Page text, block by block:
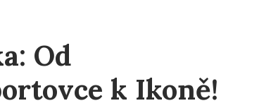
Od
k Ikoně!